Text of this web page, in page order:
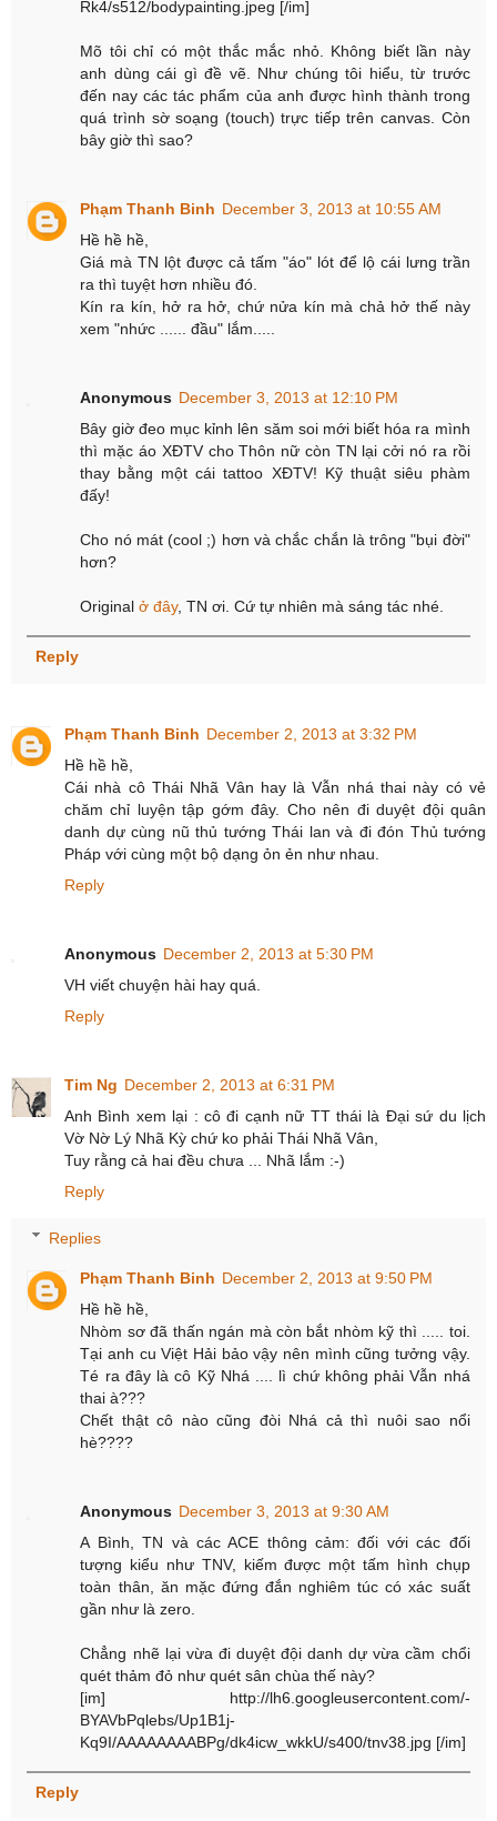
Rk4/s512/bodypainting.jpeg [/im]
Mõ tôi chỉ có một thắc mắc nhỏ. Không biết lần này
anh dùng cái gì đề vẽ. Như chúng tôi hiểu, từ trước
đến nay các tác phẩm của anh được hình thành trong
quá trình sờ soạng (touch) trực tiếp trên canvas. Còn
bây giờ thì sao?
Phạm Thanh Binh December 3, 2013 at 10:55 AM
Hề hề hề,
Giá mà TN lột được cả tấm "áo" lót để lộ cái lưng trần
ra thì tuyệt hơn nhiều đó.
Kín ra kín, hở ra hở, chứ nửa kín mà chả hở thế này
xem "nhức ...... đầu" lắm.....
Anonymous December 3, 2013 at 12:10 PM
Bây giờ đeo mục kỉnh lên săm soi mới biết hóa ra mình
thì mặc áo XĐTV cho Thôn nữ còn TN lại cởi nó ra rồi
thay bằng một cái tattoo XĐTV! Kỹ thuật siêu phàm
đấy!
Cho nó mát (cool ;) hơn và chắc chắn là trông "bụi đời"
hơn?
Originalở đây, TN ơi. Cứ tự nhiên mà sáng tác nhé.
Reply
Phạm Thanh Binh December 2, 2013 at 3:32 PM
Hề hề hề,
Cái nhà cô Thái Nhã Vân hay là Vẫn nhá thai này có vẻ
chăm chỉ luyện tập gớm đây. Cho nên đi duyệt đội quân
danh dự cùng nũ thủ tướng Thái lan và đi đón Thủ tướng
Pháp với cùng một bộ dạng ỏn ẻn như nhau.
Reply
Anonymous December 2, 2013 at 5:30 PM
VH viết chuyện hài hay quá.
Reply
Tim Ng December 2, 2013 at 6:31 PM
Anh Bình xem lại : cô đi cạnh nữ TT thái là Đại sứ du lịch
Vờ Nờ Lý Nhã Kỳ chứ ko phải Thái Nhã Vân,
Tuy rằng cả hai đều chưa ... Nhã lắm :-)
Reply
Replies
Phạm Thanh Binh December 2, 2013 at 9:50 PM
Hề hề hề,
Nhòm sơ đã thấn ngán mà còn bắt nhòm kỹ thì ..... toi.
Tại anh cu Việt Hải bảo vậy nên mình cũng tưởng vậy.
Té ra đây là cô Kỹ Nhá .... lì chứ không phải Vẫn nhá
thai à???
Chết thật cô nào cũng đòi Nhá cả thì nuôi sao nổi
hè????
Anonymous December 3, 2013 at 9:30 AM
A Bình, TN và các ACE thông cảm: đối với các đối
tượng kiểu như TNV, kiếm được một tấm hình chụp
toàn thân, ăn mặc đứng đắn nghiêm túc có xác suất
gần như là zero.
Chẳng nhẽ lại vừa đi duyệt đội danh dự vừa cầm chổi
quét thảm đỏ như quét sân chùa thế này?
[im] http://lh6.googleusercontent.com/-
BYAVbPqlebs/Up1B1j-
Kq9I/AAAAAAAABPg/dk4icw_wkkU/s400/tnv38.jpg [/im]
Reply